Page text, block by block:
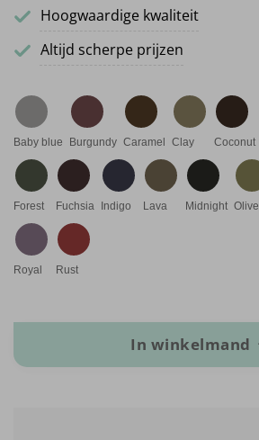
Hoogwaardige kwaliteit
Altijd scherpe prijzen
Baby blue Burgundy Caramel Clay Coconut
Forest Fuchsia Indigo Lava Midnight Olive
Royal Rust
In winkelmand